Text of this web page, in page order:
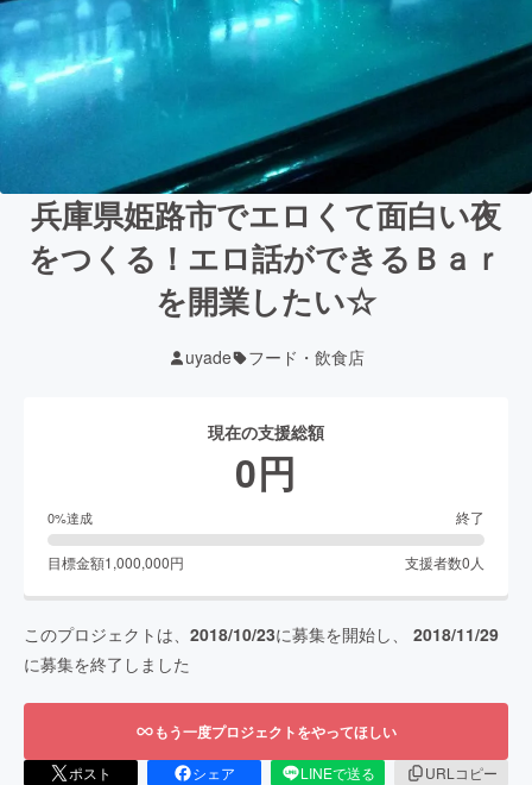
兵庫県姫路市でエロくて面白い夜
をつくる！エロ話ができるＢａｒ
を開業したい☆
uyade フード・飲食店
現在の支援総額
0円
0%達成 終了
目標金額1,000,000円 支援者数0 人
このプロジェクトは、 2018/10/23に募集を開始し、 2018/11/29
に募集を終了しました
もう一度プロジェクトをやってほしい
ポスト シェア LINEで送る
URLコピー